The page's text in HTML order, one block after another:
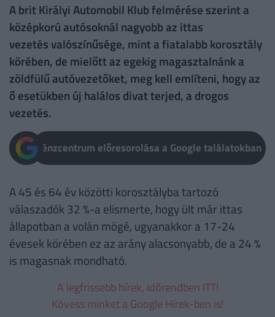
A brit Királyi Automobil Klub felmérése szerint a
középkorú autósoknál nagyobb az ittas
vezetés valószínűsége, mint a fiatalabb korosztály
körében, de mielőtt az egekig magasztalnánk a
zöldfülű autóvezetőket, meg kell említeni, hogy az
ő esetükben új halálos divat terjed, a drogos
vezetés.
Pénzcentrum előresorolása a Google találatokban
A 45 és 64 év közötti korosztályba tartozó
válaszadók 32 %-a elismerte, hogy ült már ittas
állapotban a volán mögé, ugyanakkor a 17-24
évesek körében ez az arány alacsonyabb, de a 24 %
is magasnak mondható.
A legfrissebb hírek, időrendben ITT!
Kövess minket a Google Hírek-ben is!